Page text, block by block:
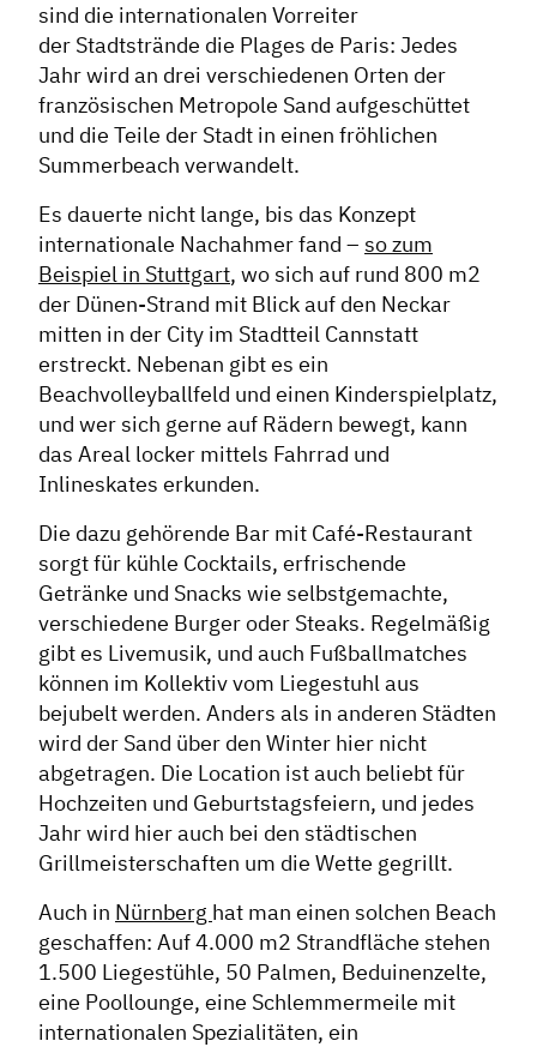
sind die internationalen Vorreiter
der Stadtstrände die Plages de Paris: Jedes
Jahr wird an drei verschiedenen Orten der
französischen Metropole Sand aufgeschüttet
und die Teile der Stadt in einen fröhlichen
Summerbeach verwandelt.
Es dauerte nicht lange, bis das Konzept
internationale Nachahmer fand – so zum
Beispiel in Stuttgart, wo sich auf rund 800 m2
der Dünen-Strand mit Blick auf den Neckar
mitten in der City im Stadtteil Cannstatt
erstreckt. Nebenan gibt es ein
Beachvolleyballfeld und einen Kinderspielplatz,
und wer sich gerne auf Rädern bewegt, kann
das Areal locker mittels Fahrrad und
Inlineskates erkunden.
Die dazu gehörende Bar mit Café-Restaurant
sorgt für kühle Cocktails, erfrischende
Getränke und Snacks wie selbstgemachte,
verschiedene Burger oder Steaks. Regelmäßig
gibt es Livemusik, und auch Fußballmatches
können im Kollektiv vom Liegestuhl aus
bejubelt werden. Anders als in anderen Städten
wird der Sand über den Winter hier nicht
abgetragen. Die Location ist auch beliebt für
Hochzeiten und Geburtstagsfeiern, und jedes
Jahr wird hier auch bei den städtischen
Grillmeisterschaften um die Wette gegrillt.
Auch in Nürnberg hat man einen solchen Beach
geschaffen: Auf 4.000 m2 Strandfläche stehen
1.500 Liegestühle, 50 Palmen, Beduinenzelte,
eine Poollounge, eine Schlemmermeile mit
internationalen Spezialitäten, ein